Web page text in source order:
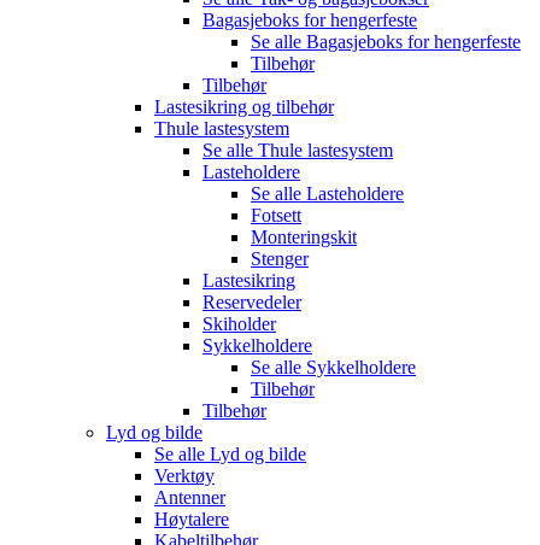
Bagasjeboks for hengerfeste
Se alle Bagasjeboks for hengerfeste
Tilbehør
Tilbehør
Lastesikring og tilbehør
Thule lastesystem
Se alle Thule lastesystem
Lasteholdere
Se alle Lasteholdere
Fotsett
Monteringskit
Stenger
Lastesikring
Reservedeler
Skiholder
Sykkelholdere
Se alle Sykkelholdere
Tilbehør
Tilbehør
Lyd og bilde
Se alle Lyd og bilde
Verktøy
Antenner
Høytalere
Kabeltilbehør